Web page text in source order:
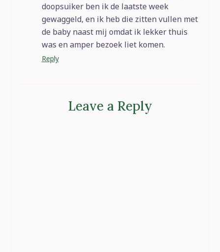
doopsuiker ben ik de laatste week
gewaggeld, en ik heb die zitten vullen met
de baby naast mij omdat ik lekker thuis
was en amper bezoek liet komen.
Reply
Leave a Reply